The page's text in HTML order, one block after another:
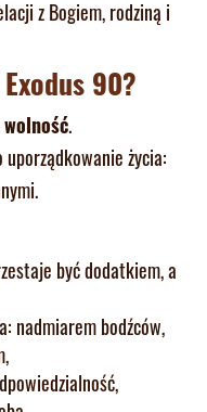
z Bogiem, rodziną i
90?
.
życia:
być dodatkiem, a
nadmiarem bodźców,